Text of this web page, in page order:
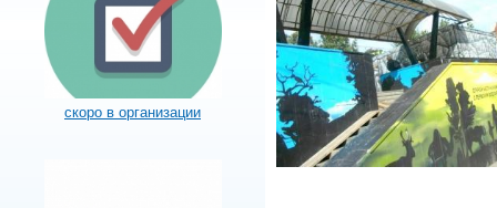
скоро в организации